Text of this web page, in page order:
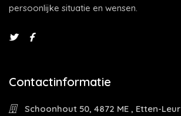
persoonlijke situatie en wensen.
Contactinformatie
Schoonhout 50, 4872 ME , Etten-Leur